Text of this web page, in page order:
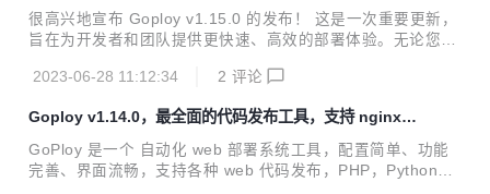
部署方式，包括本地、远程、Docker容器等，使您能够灵活地
管理您的应用程序。Goploy还提供了一个直观的Web界面，
与改进 全新界面设计：Goploy v1.15.1带来了全新的We...
很高兴地宣布 Goploy v1.15.0 的发布！ 这是一次重要更新，
旨在为开发者和团队提供更快速、高效的部署体验。无论您是
的首选部署工具。 Goploy 是一款基于 Go 语言开发的强大部
静态文件。让我们来看看 Goploy v1.15.0 带来了哪些激动人
心的更新吧： 部署速度提升：Goploy v1.15.0 经过全面的优
化，显著提高了部署速度。无论您的项目规模如何庞大，Gopl
oy 都能以惊人的效率完成部署，节省您宝贵的时间。 更灵活
2023-06-28 11:12:34 2 评论
Goploy v1.14.0，最全面的代码发布工具，支持 nginx
管理
GoPloy 是一个 自动化 web 部署系统工具，配置简单、功能
完善、界面流畅，支持各种 web 代码发布，PHP，Python，J